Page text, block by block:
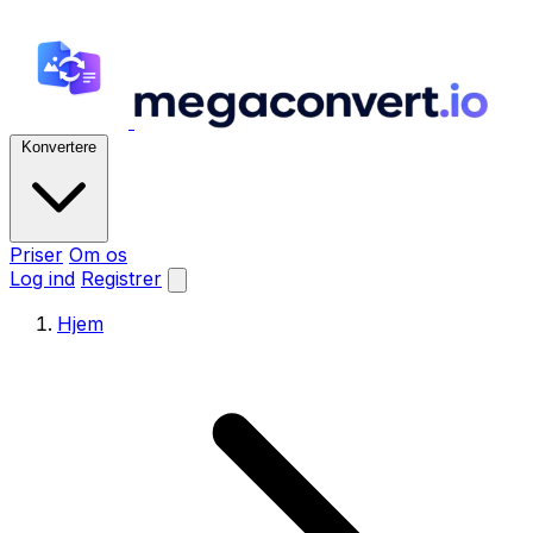
Konvertere
Priser Om os
Log ind Registrer
Hjem